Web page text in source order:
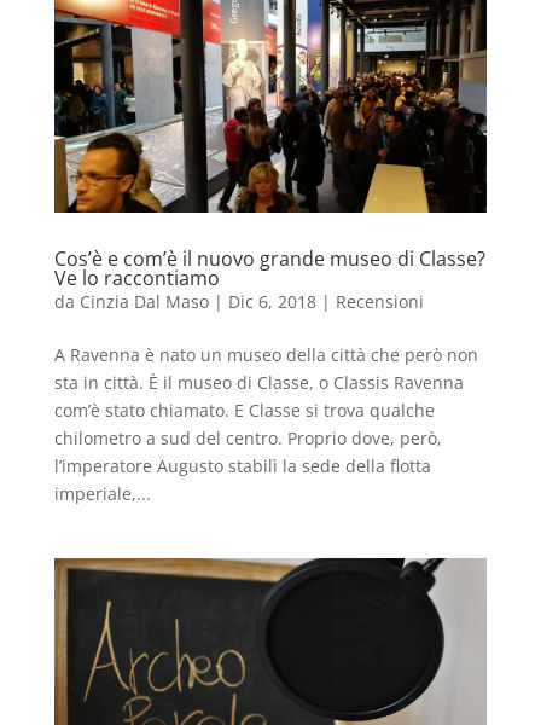
Cos’è e com’è il nuovo grande museo di Classe?
Ve lo raccontiamo
da Cinzia Dal Maso| Dic 6, 2018| Recensioni
A Ravenna è nato un museo della città che però non
sta in città. È il museo di Classe, o Classis Ravenna
com’è stato chiamato. E Classe si trova qualche
chilometro a sud del centro. Proprio dove, però,
l’imperatore Augusto stabilì la sede della flotta
imperiale,...